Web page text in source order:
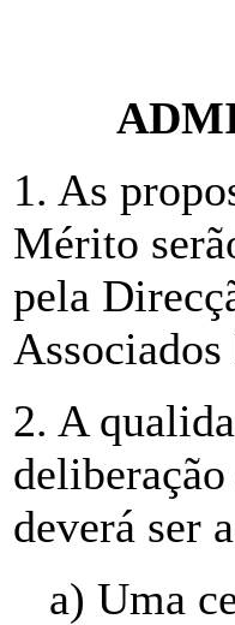
1. As
Mérito
pela
2. A
deverá ser
a) Uma